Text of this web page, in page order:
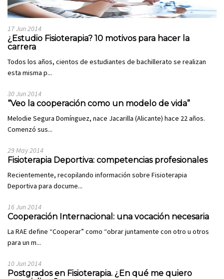
17 Jun 2014
¿Estudio Fisioterapia? 10 motivos para hacer la
carrera
Todos los años, cientos de estudiantes de bachillerato se realizan
esta misma p...
30 Jun 2014
“Veo la cooperación como un modelo de vida”
Melodie Segura Domínguez, nace Jacarilla (Alicante) hace 22 años.
Comenzó sus...
29 May 2014
Fisioterapia Deportiva: competencias profesionales
Recientemente, recopilando información sobre Fisioterapia
Deportiva para docume...
16 Jun 2014
Cooperación Internacional: una vocación necesaria
La RAE define “Cooperar” como “obrar juntamente con otro u otros
para un m...
10 Jun 2014
Postgrados en Fisioterapia. ¿En qué me quiero